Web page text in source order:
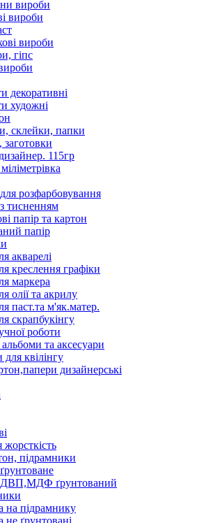
вироби
вироби
вироби
гіпс
декоративні
художні
склейки, папки
115гр
розфарбовування
тисненням
папір та картон
папір
акварелі
креслення графіки
маркера
олії та акрилу
паст.та м'як.матер.
скрапбукінгу
роботи
та аксесуари
квілінгу
дизайнерські
жорсткість
підрамники
ґрунтований
на підрамнику
не ґрунтовані